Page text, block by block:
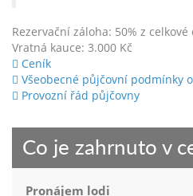
Rezervační záloha: 50% z
Vratná kauce: 3.000 Kč
Ceník
Všeobecné půjčovní podmínky
Provozní řád půjčovny
Co je zahrnuto v
Pronájem lodi